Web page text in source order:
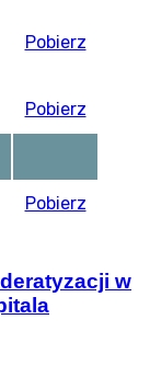
Pobierz
Pobierz
Pobierz
w